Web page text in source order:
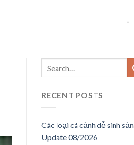
-
RECENT POSTS
Các loại cá cảnh dễ sinh sản
Update 08/2026